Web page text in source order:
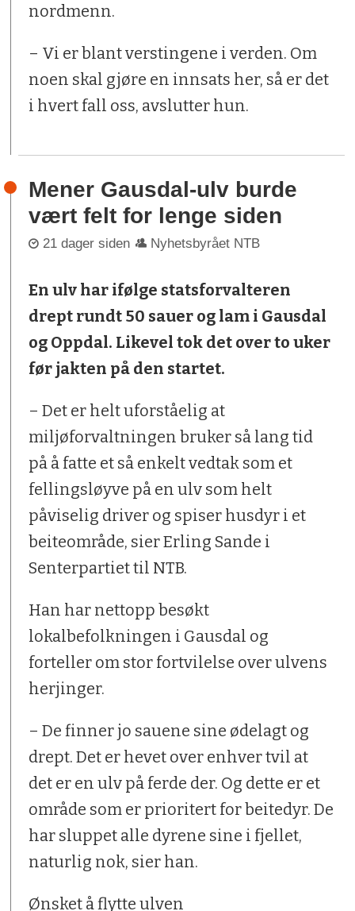
nordmenn.
– Vi er blant verstingene i verden. Om
noen skal gjøre en innsats her, så er det
i hvert fall oss, avslutter hun.
Mener Gausdal-ulv burde
vært felt for lenge siden
21 dager siden Nyhetsbyrået NTB
En ulv har ifølge statsforvalteren
drept rundt 50 sauer og lam i Gausdal
og Oppdal. Likevel tok det over to uker
før jakten på den startet.
– Det er helt uforståelig at
miljøforvaltningen bruker så lang tid
på å fatte et så enkelt vedtak som et
fellingsløyve på en ulv som helt
påviselig driver og spiser husdyr i et
beiteområde, sier Erling Sande i
Senterpartiet til NTB.
Han har nettopp besøkt
lokalbefolkningen i Gausdal og
forteller om stor fortvilelse over ulvens
herjinger.
– De finner jo sauene sine ødelagt og
drept. Det er hevet over enhver tvil at
det er en ulv på ferde der. Og dette er et
område som er prioritert for beitedyr. De
har sluppet alle dyrene sine i fjellet,
naturlig nok, sier han.
Ønsket å flytte ulven